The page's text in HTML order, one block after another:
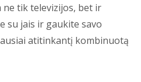
ne tik televizijos, bet ir
su jais ir gaukite savo
atitinkantį kombinuotą